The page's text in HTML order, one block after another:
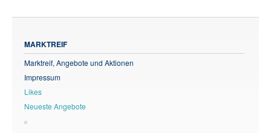
MARKTREIF
Marktreif, Angebote und Aktionen
Impressum
Likes
Neueste Angebote